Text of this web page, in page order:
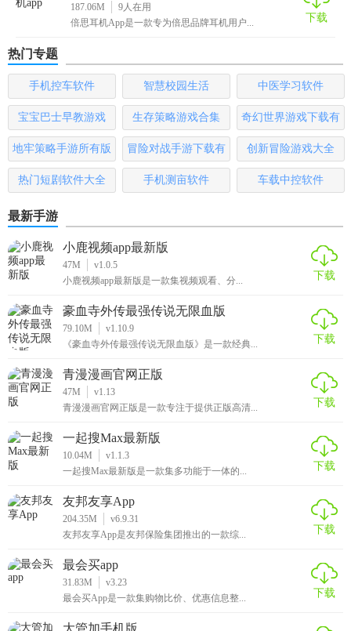
187.06M 9 人在用
倍思耳机App是一款专为倍思品牌耳机用户...
下载
热门专题
手机控车软件 智慧校园生活 中医学习软件
宝宝巴士早教游戏 生存策略游戏合集
奇幻世界游戏下载有
哪些
地牢策略手游所有版
本
冒险对战手游下载有
哪些
创新冒险游戏大全
热门短剧软件大全 手机测亩软件 车载中控软件
最新手游
小鹿视频app最新版
47M
v1.0.5
小鹿视频app最新版是一款集视频观看、分...
下载
豪血寺外传最强传说无限血版
79.10M
v1.10.9
《豪血寺外传最强传说无限血版》是一款经典...
下载
青漫漫画官网正版
47M
v1.13
青漫漫画官网正版是一款专注于提供正版高清...
下载
一起搜Max最新版
10.04M
v1.1.3
一起搜Max最新版是一款集多功能于一体的...
下载
友邦友享App
204.35M
v6.9.31
友邦友享App是友邦保险集团推出的一款综...
下载
最会买app
31.83M
v3.23
最会买App是一款集购物比价、优惠信息整...
下载
大管加手机版